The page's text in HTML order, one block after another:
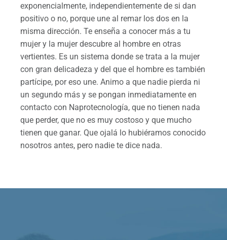
exponencialmente, independientemente de si dan
positivo o no, porque une al remar los dos en la
misma dirección. Te enseña a conocer más a tu
mujer y la mujer descubre al hombre en otras
vertientes. Es un sistema donde se trata a la mujer
con gran delicadeza y del que el hombre es también
partícipe, por eso une. Animo a que nadie pierda ni
un segundo más y se pongan inmediatamente en
contacto con Naprotecnología, que no tienen nada
que perder, que no es muy costoso y que mucho
tienen que ganar. Que ojalá lo hubiéramos conocido
nosotros antes, pero nadie te dice nada.